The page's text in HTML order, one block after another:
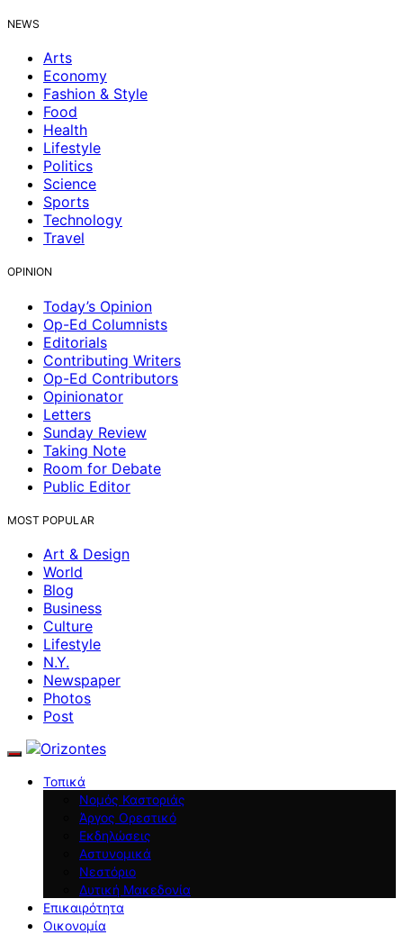
NEWS
Arts
Economy
Fashion & Style
Food
Health
Lifestyle
Politics
Science
Sports
Technology
Travel
OPINION
Today’s Opinion
Op-Ed Columnists
Editorials
Contributing Writers
Op-Ed Contributors
Opinionator
Letters
Sunday Review
Taking Note
Room for Debate
Public Editor
MOST POPULAR
Art & Design
World
Blog
Business
Culture
Lifestyle
N.Y.
Newspaper
Photos
Post
Τοπικά
Νομός Καστοριάς
Άργος Ορεστικό
Εκδηλώσεις
Αστυνομικά
Νεστόριο
Δυτική Μακεδονία
Επικαιρότητα
Οικονομία